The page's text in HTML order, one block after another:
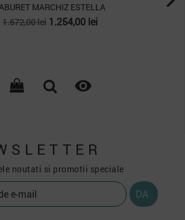
MARCHIZ ESTELLA
Pret
1.672,00 lei Pret
1.254,00 lei

noutati si promotii speciale